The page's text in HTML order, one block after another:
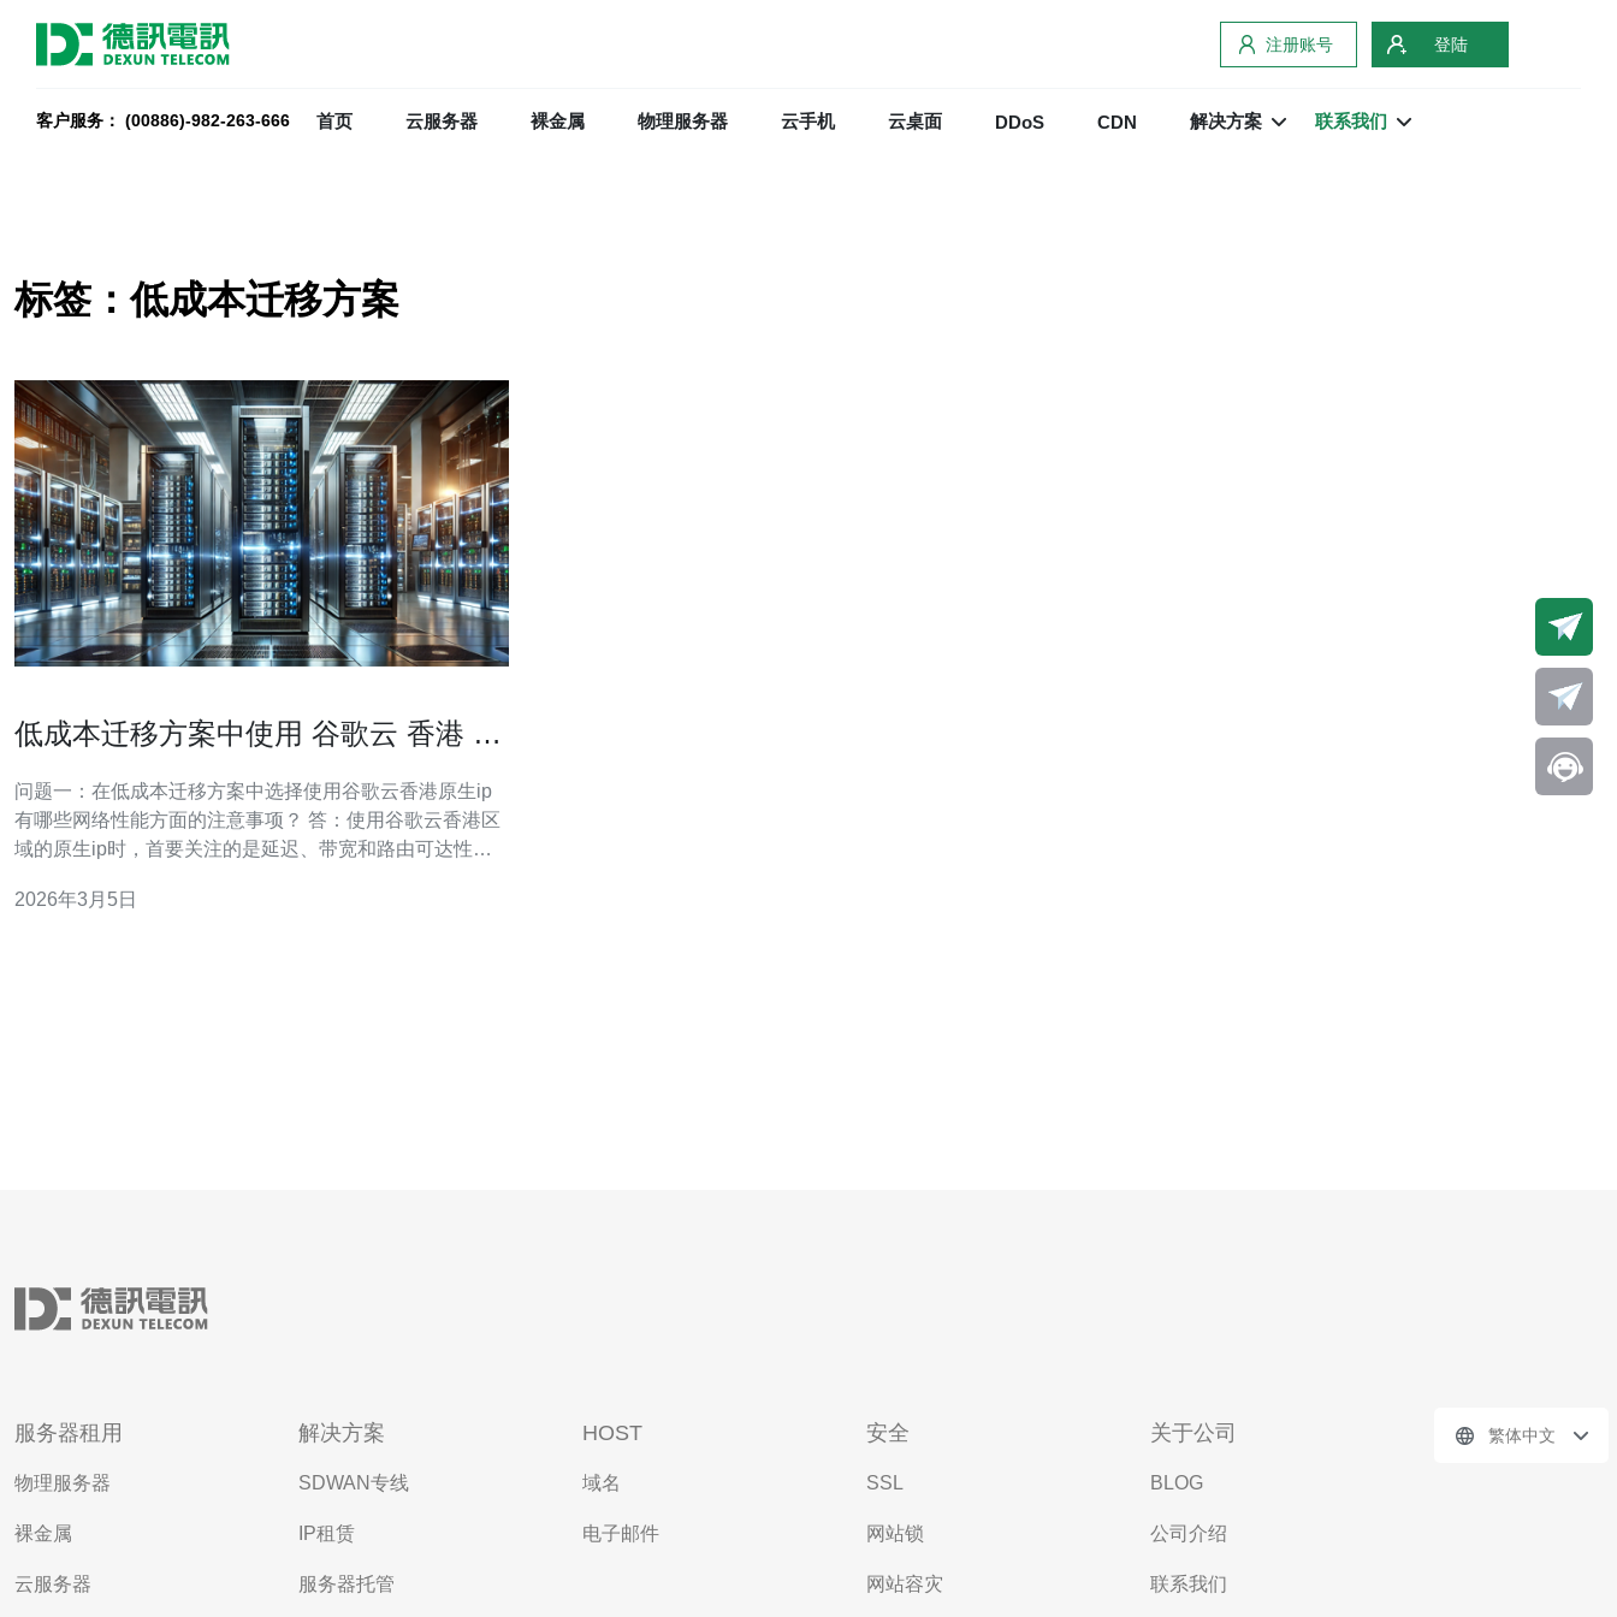
注册账号 登陆
客户服务： (00886)-982-263-666 首页 云服务器 裸金属 物理服务器 云手机 云桌面 DDoS CDN 解决方案 联系我们
标签：低成本迁移方案
低成本迁移方案中使用 谷歌云 香港 原
问题一：在低成本迁移方案中选择使用谷歌云香港原生ip
有哪些网络性能方面的注意事项？ 答：使用谷歌云香港区
域的原生ip时，首要关注的是延迟、带宽和路由可达性。
陆、台湾、东南亚等）需要做网络测验以验证真实延迟与
2026年3月5日
服务器租用
物理服务器
裸金属
云服务器
解决方案
SDWAN专线
IP租赁
服务器托管
HOST
域名
电子邮件
安全
SSL
网站锁
网站容灾
关于公司
BLOG
公司介绍
联系我们
繁体中文